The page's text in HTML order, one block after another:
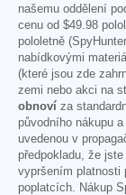
našemu oddělení
cenu od $49.98
pololetně
nabídkovými
(které jsou zde
zemi nebo akci na
obnoví za
původního nákupu
uvedenou v
předpokladu, že
vypršením platnosti
poplatcích. Nákup